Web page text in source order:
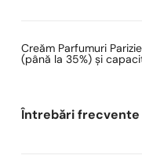
Creăm Parfumuri
(până la 35%) și
Întrebări frecvente